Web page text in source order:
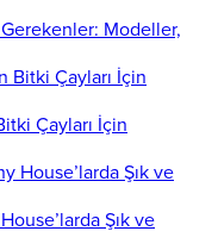
Modeller,
Çayları İçin
Şık ve